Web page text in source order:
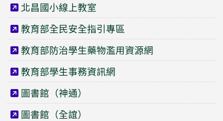
北昌國小線上教室
教育部全民安全指引專區
教育部防治學生藥物濫用資源網
教育部學生事務資訊網
圖書館（神通）
圖書館（全誼）